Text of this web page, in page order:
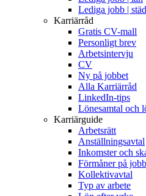
Lediga jobb |
Karriärråd
Gratis CV-mall
Personligt brev
Arbetsintervju
CV
Ny på jobbet
Alla Karriärråd
LinkedIn-tips
Lönesamtal och
Karriärguide
Arbetsrätt
Anställningsavtal
Inkomster och
Förmåner på
Kollektivavtal
Typ av arbete